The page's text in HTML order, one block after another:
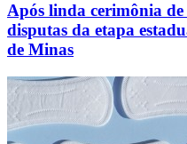
Após linda cerimônia
disputas da etapa
de Minas